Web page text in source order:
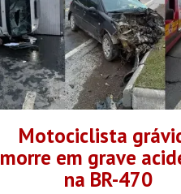
Motociclista
morre em grave
na BR-470